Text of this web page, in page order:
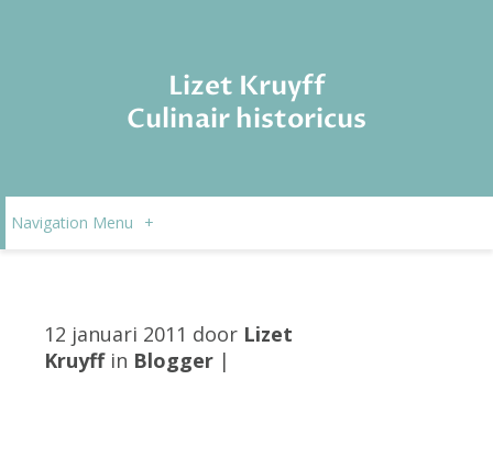
Lizet Kruyff
Culinair historicus
Navigation Menu +
12 januari 2011 door Lizet
Kruyffin Blogger |